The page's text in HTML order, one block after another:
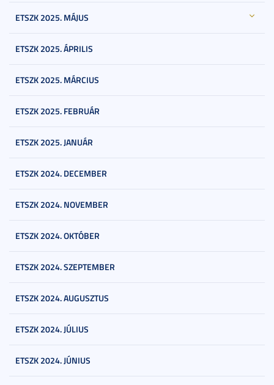
ETSZK 2025. MÁJUS
ETSZK 2025. ÁPRILIS
ETSZK 2025. MÁRCIUS
ETSZK 2025. FEBRUÁR
ETSZK 2025. JANUÁR
ETSZK 2024. DECEMBER
ETSZK 2024. NOVEMBER
ETSZK 2024. OKTÓBER
ETSZK 2024. SZEPTEMBER
ETSZK 2024. AUGUSZTUS
ETSZK 2024. JÚLIUS
ETSZK 2024. JÚNIUS